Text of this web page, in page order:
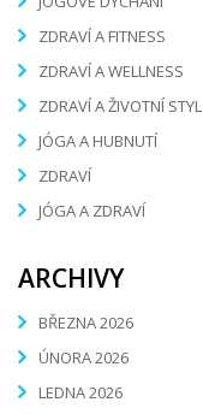
ZDRAVÍ A FITNESS
ZDRAVÍ A WELLNESS
ZDRAVÍ A ŽIVOTNÍ STYL
JÓGA A HUBNUTÍ
ZDRAVÍ
JÓGA A ZDRAVÍ
ARCHIVY
BŘEZNA 2026
ÚNORA 2026
LEDNA 2026